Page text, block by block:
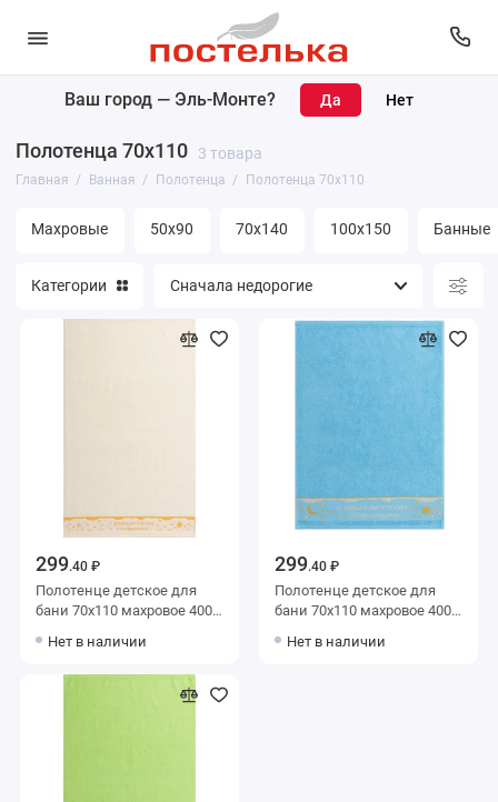
Ваш город — Эль-Монте?
Полотенца 70х110 3 товара
Главная Ванная Полотенца Полотенца 70х110
Махровые 50х90 70х140 100х150 Банные
Полотенца
Банные принадлежности
Простыни
Категории
299.40 ₽
Полотенце детское для
бани 70х110 махровое 400
мануфактура Buongiorno
Нет в наличии
299.40 ₽
Полотенце детское для
бани 70х110 махровое 400
мануфактура Buongiorno
Нет в наличии